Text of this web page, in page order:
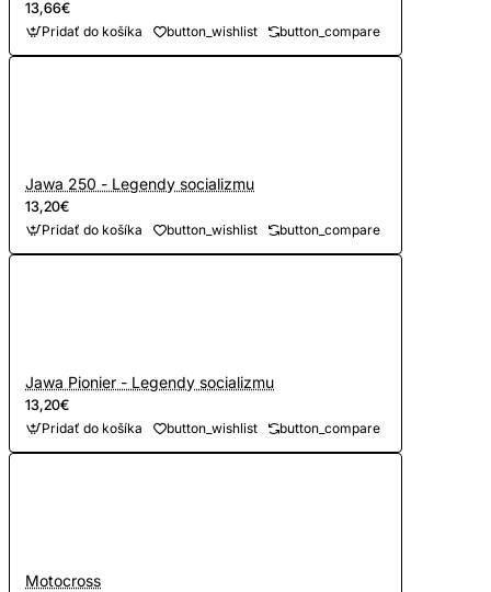
13,66€
Pridať do košíka button_wishlist button_compare
Jawa 250 - Legendy socializmu
13,20€
Pridať do košíka button_wishlist button_compare
Jawa Pionier - Legendy socializmu
13,20€
Pridať do košíka button_wishlist button_compare
Motocross